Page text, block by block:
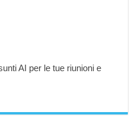
AI per le tue riunioni e